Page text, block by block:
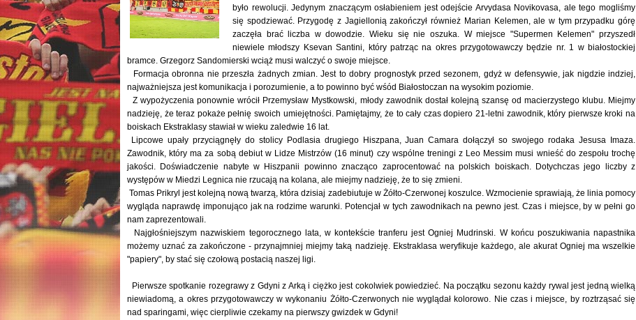
było rewolucji. Jedynym znaczącym osłabieniem jest odejście Arvydasa Novikovasa, ale tego mogliśmy
się spodziewać. Przygodę z Jagiellonią zakończył również Marian Kelemen, ale w tym przypadku górę
zaczęła brać liczba w dowodzie. Wieku się nie oszuka. W miejsce "Supermen Kelemen" przyszedł
niewiele młodszy Ksevan Santini, który patrząc na okres przygotowawczy będzie nr. 1 w białostockiej
bramce. Grzegorz Sandomierski wciąż musi walczyć o swoje miejsce.
Formacja obronna nie przeszła żadnych zmian. Jest to dobry prognostyk przed sezonem, gdyż w defensywie, jak nigdzie indziej,
najważniejsza jest komunikacja i porozumienie, a to powinno być wśód Białostoczan na wysokim poziomie.
Z wypożyczenia ponownie wrócił Przemysław Mystkowski, młody zawodnik dostał kolejną szansę od macierzystego klubu. Miejmy
nadzieję, że teraz pokaże pełnię swoich umiejętności. Pamiętajmy, że to cały czas dopiero 21-letni zawodnik, który pierwsze kroki na
boiskach Ekstraklasy stawiał w wieku zaledwie 16 lat.
Lipcowe upały przyciągnęły do stolicy Podlasia drugiego Hiszpana, Juan Camara dołączył so swojego rodaka Jesusa Imaza.
Zawodnik, który ma za sobą debiut w Lidze Mistrzów (16 minut) czy wspólne treningi z Leo Messim musi wnieść do zespołu trochę
jakości. Doświadczenie nabyte w Hiszpanii powinno znacząco zaprocentować na polskich boiskach. Dotychczas jego liczby z
występów w Miedzi Legnica nie rzucają na kolana, ale miejmy nadzieję, że to się zmieni.
Tomas Prikryl jest kolejną nową twarzą, która dzisiaj zadebiutuje w Żółto-Czerwonej koszulce. Wzmocienie sprawiają, że linia pomocy
wygląda naprawdę imponująco jak na rodzime warunki. Potencjał w tych zawodnikach na pewno jest. Czas i miejsce, by w pełni go
nam zaprezentowali.
Najgłośniejszym nazwiskiem tegorocznego lata, w kontekście tranferu jest Ogniej Mudrinski. W końcu poszukiwania napastnika
możemy uznać za zakończone - przynajmniej miejmy taką nadzieję. Ekstraklasa weryfikuje każdego, ale akurat Ogniej ma wszelkie
"papiery", by stać się czołową postacią naszej ligi.
Pierwsze spotkanie rozegrawy z Gdyni z Arką i ciężko jest cokolwiek powiedzieć. Na początku sezonu każdy rywal jest jedną wielką
niewiadomą, a okres przygotowawczy w wykonaniu Żółto-Czerwonych nie wyglądał kolorowo. Nie czas i miejsce, by roztrząsać się
nad sparingami, więc cierpliwie czekamy na pierwszy gwizdek w Gdyni!